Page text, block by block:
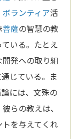
ボランティア活
菩薩の智慧の教
いる。たとえ
発への取り組
通じている。ま
には、文殊の
らの教えは、
を与えてくれ